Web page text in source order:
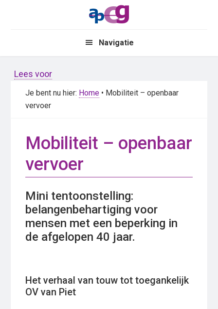
Navigatie
Lees voor
Je bent nu hier: Home • Mobiliteit – openbaar
vervoer
Mobiliteit – openbaar
vervoer
Mini tentoonstelling:
belangenbehartiging voor
mensen met een beperking in
de afgelopen 40 jaar.
Het verhaal van touw tot toegankelijk
OV van Piet